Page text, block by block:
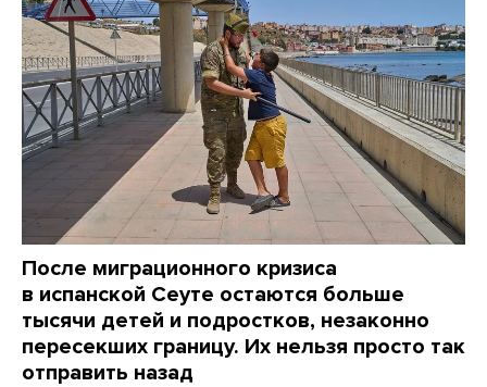
После миграционного кризиса
в испанской Сеуте остаются больше
тысячи детей и подростков, незаконно
пересекших границу. Их нельзя просто так
отправить назад